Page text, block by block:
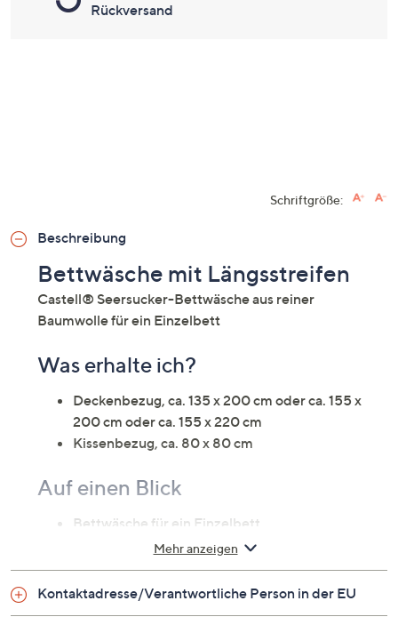
Rückversand
Schriftgröße:
Beschreibung
Bettwäsche mit Längsstreifen
Castell® Seersucker-Bettwäsche aus reiner
Baumwolle für ein Einzelbett
Was erhalte ich?
Deckenbezug, ca. 135 x 200 cm oder ca. 155 x
200 cm oder ca. 155 x 220 cm
Kissenbezug, ca. 80 x 80 cm
Auf einen Blick
Bettwäsche für ein Einzelbett
Baumwoll-Seersucker
Design: Längsstreifen
Reißverschluss
Mehr anzeigen
Kontaktadresse/Verantwortliche Person in der EU